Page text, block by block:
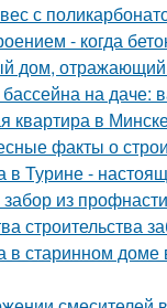
с
- когда
дом, отражающий
на даче:
квартира в
факты о
в Турине -
из
строительства
в старинном доме